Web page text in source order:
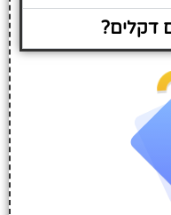
דקלים?